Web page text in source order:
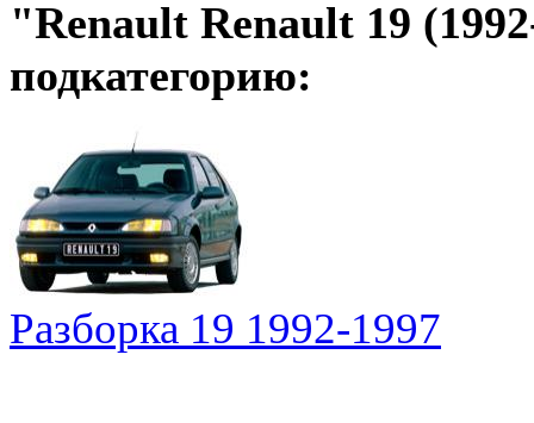
"Renault Renault 19
подкатегорию:
Разборка 19 1992-1997